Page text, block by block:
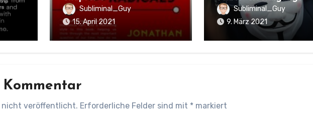
Subliminal_Guy
15. April 2021
Subliminal_Guy
9. März 2021
nicht veröffentlicht. Erforderliche Felder sind mit * markiert